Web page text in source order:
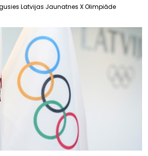
Latvijas Jaunatnes X Olimpiāde